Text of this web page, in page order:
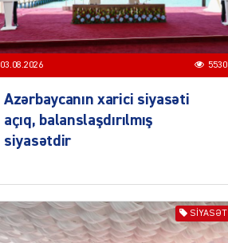
03.08.2026 5530
Azərbaycanın xarici siyasəti
açıq, balanslaşdırılmış
siyasətdir
SIYASƏT